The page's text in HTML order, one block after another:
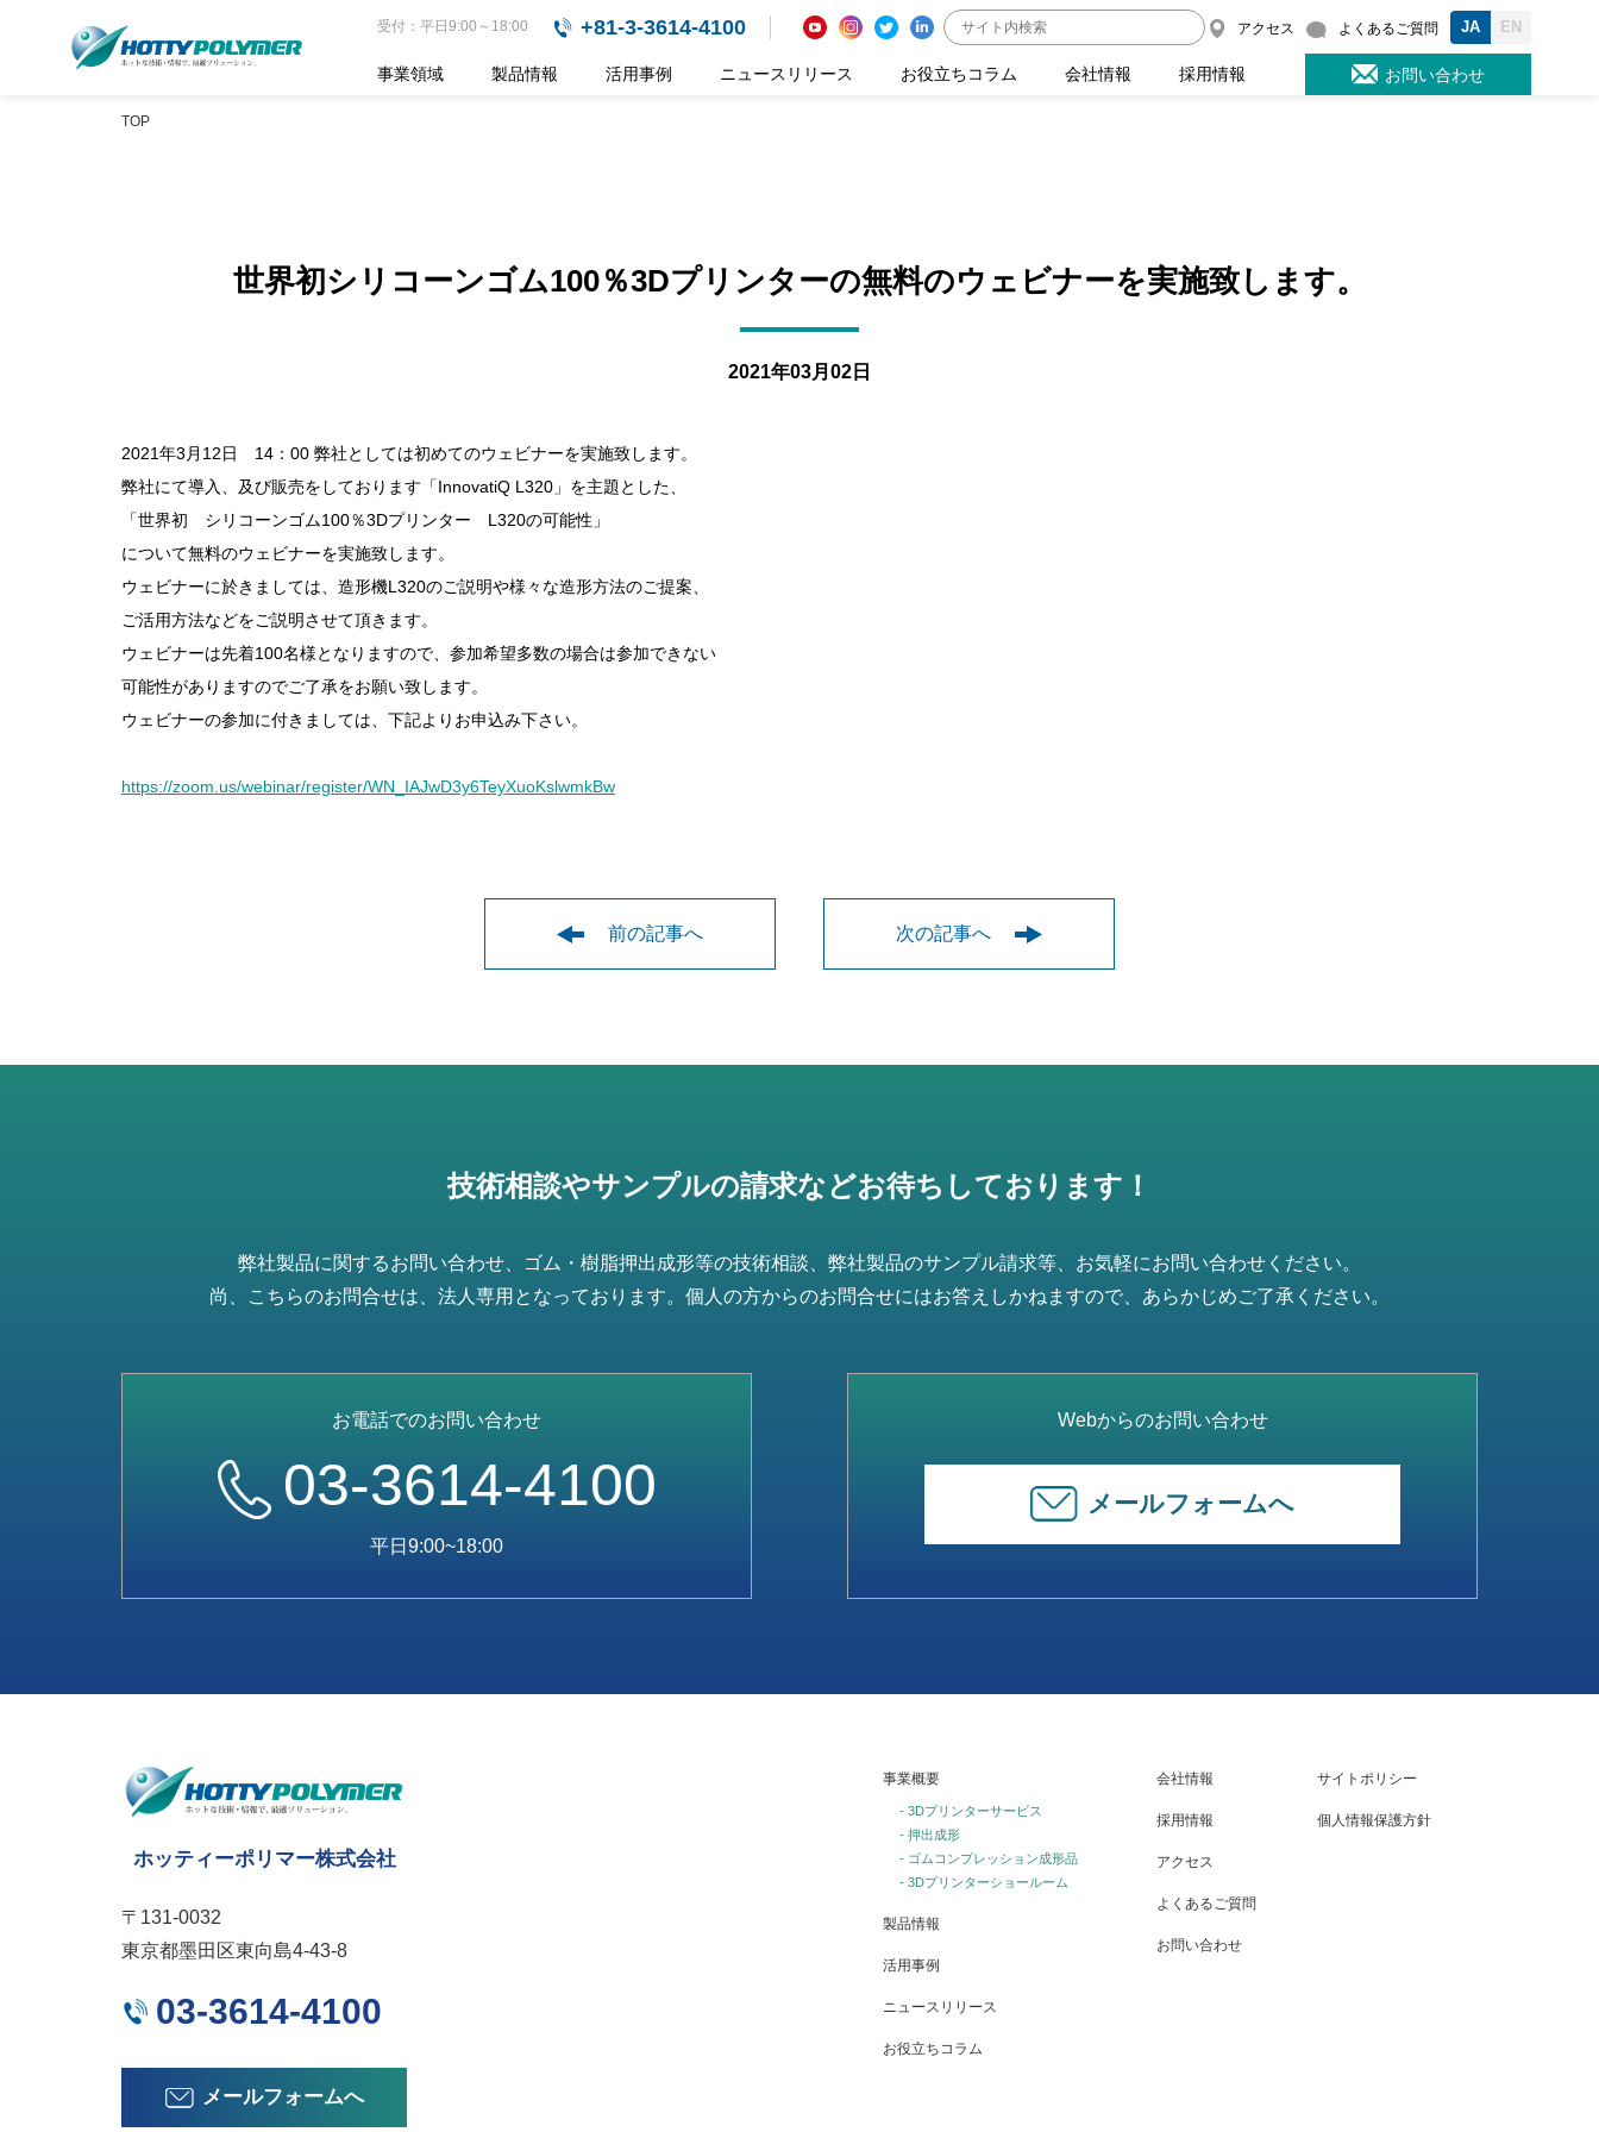
受付：平日9:00～18:00 +81-3-3614-4100 アクセス よくあるご質問 EN
JA
事業領域 製品情報 活用事例 ニュースリリース お役立ちコラム 会社情報 採用情報 お問い合わせ
TOP
世界初シリコーンゴム100％3Dプリンターの無料のウェビナーを実施致します。
2021年03月02日
2021年3月12日 14：00 弊社としては初めてのウェビナーを実施致します。
弊社にて導入、及び販売をしております「InnovatiQ L320」を主題とした、
「世界初 シリコーンゴム100％3Dプリンター L320の可能性」
について無料のウェビナーを実施致します。
ウェビナーに於きましては、造形機L320のご説明や様々な造形方法のご提案、
ご活用方法などをご説明させて頂きます。
ウェビナーは先着100名様となりますので、参加希望多数の場合は参加できない
可能性がありますのでご了承をお願い致します。
ウェビナーの参加に付きましては、下記よりお申込み下さい。
https://zoom.us/webinar/register/WN_IAJwD3y6TeyXuoKslwmkBw
前の記事へ 次の記事へ
技術相談やサンプルの請求などお待ちしております！
弊社製品に関するお問い合わせ、ゴム・樹脂押出成形等の技術相談、弊社製品のサンプル請求等、お気軽にお問い合わせください。
尚、こちらのお問合せは、法人専用となっております。個人の方からのお問合せにはお答えしかねますので、あらかじめご了承ください。
お電話でのお問い合わせ
03-3614-4100
平日9:00~18:00
Webからのお問い合わせ
メールフォームへ
ホッティーポリマー株式会社
〒131-0032
東京都墨田区東向島4-43-8
03-3614-4100
メールフォームへ
事業概要
- 3Dプリンターサービス
- 押出成形
- ゴムコンプレッション成形品
- 3Dプリンターショールーム
製品情報
活用事例
ニュースリリース
お役立ちコラム
会社情報
採用情報
アクセス
よくあるご質問
お問い合わせ
サイトポリシー
個人情報保護方針